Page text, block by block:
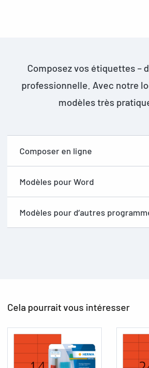
Composez vos étiquettes –
professionnelle. Avec notre
modèles très
Composer en ligne
Modèles pour Word
Modèles pour d’autres
Cela pourrait vous intéresser